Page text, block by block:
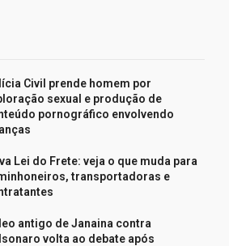
Civil prende homem por
sexual e produção de
pornográfico envolvendo
Lei do Frete: veja o que muda para
transportadoras e
antigo de Janaina contra
volta ao debate após